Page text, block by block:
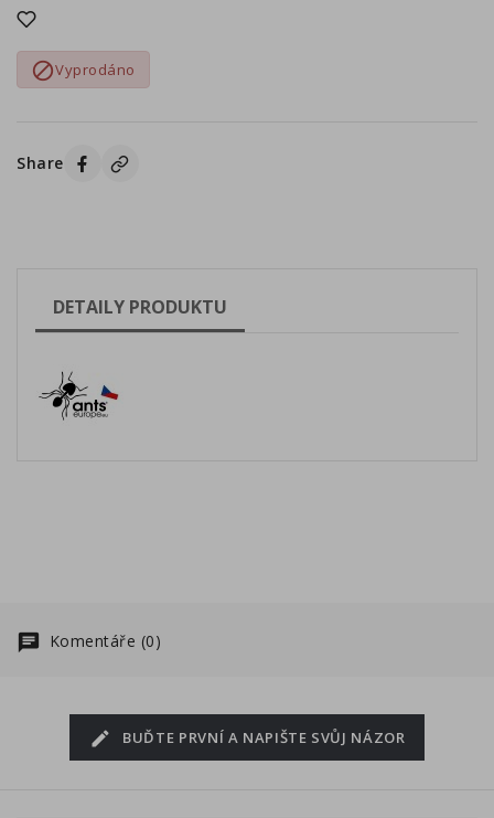
Vyprodáno
Share
DETAILY PRODUKTU
Komentáře (0)
BUĎTE PRVNÍ A NAPIŠTE SVŮJ NÁZOR